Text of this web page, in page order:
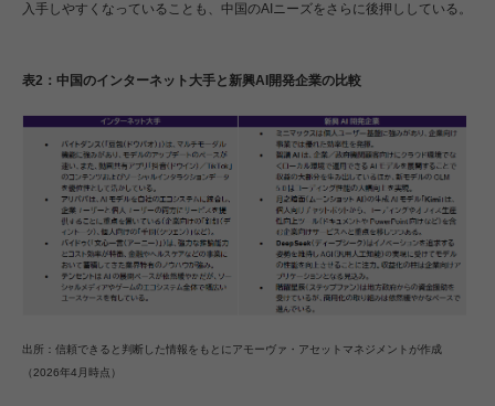
入手しやすくなっていることも、中国のAIニーズをさらに後押ししている。
表2：中国のインターネット大手と新興AI開発企業の比較
出所：信頼できると判断した情報をもとにアモーヴァ・アセットマネジメントが作成
（2026年4月時点）